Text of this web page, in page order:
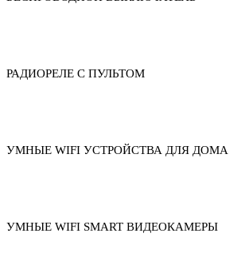
РАДИОРЕЛЕ С ПУЛЬТОМ
УМНЫЕ WIFI УСТРОЙСТВА ДЛЯ ДОМА
УМНЫЕ WIFI SMART ВИДЕОКАМЕРЫ